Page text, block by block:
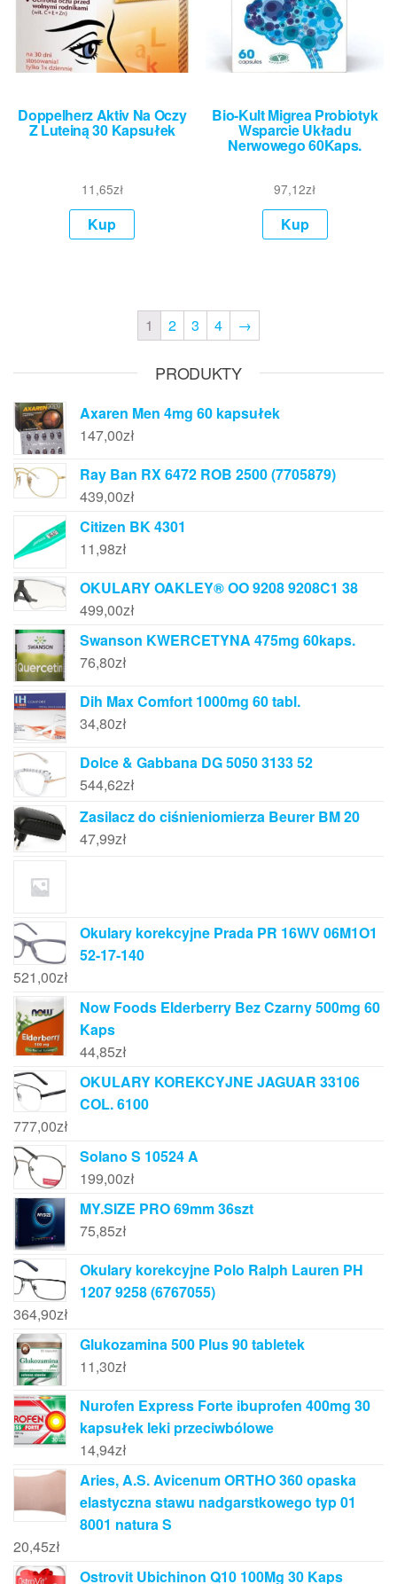
Doppelherz Aktiv Na Oczy
Z Luteiną 30 Kapsułek
11,65zł
Kup
Bio-Kult Migrea Probiotyk
Wsparcie Układu
Nerwowego 60Kaps.
97,12zł
Kup
1 2 3 4 →
PRODUKTY
Axaren Men 4mg 60 kapsułek
147,00zł
Ray Ban RX 6472 ROB 2500 (7705879)
439,00zł
Citizen BK 4301
11,98zł
OKULARY OAKLEY® OO 9208 9208C1 38
499,00zł
Swanson KWERCETYNA 475mg 60kaps.
76,80zł
Dih Max Comfort 1000mg 60 tabl.
34,80zł
Dolce & Gabbana DG 5050 3133 52
544,62zł
Zasilacz do ciśnieniomierza Beurer BM 20
47,99zł
Okulary korekcyjne Prada PR 16WV 06M1O1
52-17-140
521,00zł
Now Foods Elderberry Bez Czarny 500mg 60
Kaps
44,85zł
OKULARY KOREKCYJNE JAGUAR 33106
COL. 6100
777,00zł
Solano S 10524 A
199,00zł
MY.SIZE PRO 69mm 36szt
75,85zł
Okulary korekcyjne Polo Ralph Lauren PH
1207 9258 (6767055)
364,90zł
Glukozamina 500 Plus 90 tabletek
11,30zł
Nurofen Express Forte ibuprofen 400mg 30
kapsułek leki przeciwbólowe
14,94zł
Aries, A.S. Avicenum ORTHO 360 opaska
elastyczna stawu nadgarstkowego typ 01
8001 natura S
20,45zł
Ostrovit Ubichinon Q10 100Mg 30 Kaps